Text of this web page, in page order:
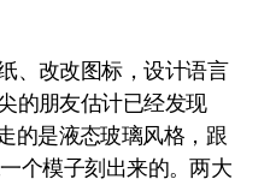
、改改图标，设计语言
的朋友估计已经发现
的是液态玻璃风格，跟
个模子刻出来的。两大